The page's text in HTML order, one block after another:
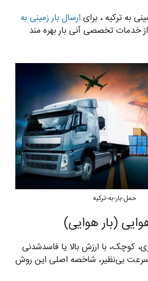
به ترکیه ، برایارسال بار زمینی به
از خدمات تخصصی آنی بار بهره مند
حمل-بار-به-ترکیه
کوچک، با ارزش بالا یا فاسدشدنی
سرعت بی‌نظیر، شاخصه اصلی این روش